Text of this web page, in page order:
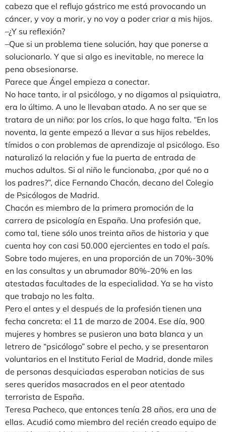
cabeza que el reflujo gástrico me está provocando un
cáncer, y voy a morir, y no voy a poder criar a mis hijos.
–¿Y su reflexión?
–Que si un problema tiene solución, hay que ponerse a
solucionarlo. Y que si algo es inevitable, no merece la
pena obsesionarse.
Parece que Ángel empieza a conectar.
No hace tanto, ir al psicólogo, y no digamos al psiquiatra,
era lo último. A uno le llevaban atado. A no ser que se
tratara de un niño: por los críos, lo que haga falta. “En los
noventa, la gente empezó a llevar a sus hijos rebeldes,
tímidos o con problemas de aprendizaje al psicólogo. Eso
naturalizó la relación y fue la puerta de entrada de
muchos adultos. Si al niño le funcionaba, ¿por qué no a
los padres?”, dice Fernando Chacón, decano del Colegio
de Psicólogos de Madrid.
Chacón es miembro de la primera promoción de la
carrera de psicología en España. Una profesión que,
como tal, tiene sólo unos treinta años de historia y que
cuenta hoy con casi 50.000 ejercientes en todo el país.
Sobre todo mujeres, en una proporción de un 70%-30%
en las consultas y un abrumador 80%-20% en las
atestadas facultades de la especialidad. Ya se ha visto
que trabajo no les falta.
Pero el antes y el después de la profesión tienen una
fecha concreta: el 11 de marzo de 2004. Ese día, 900
mujeres y hombres se pusieron una bata blanca y un
letrero de “psicólogo” sobre el pecho, y se presentaron
voluntarios en el Instituto Ferial de Madrid, donde miles
de personas desquiciadas esperaban noticias de sus
seres queridos masacrados en el peor atentado
terrorista de España.
Teresa Pacheco, que entonces tenía 28 años, era una de
ellas. Acudió como miembro del recién creado equipo de